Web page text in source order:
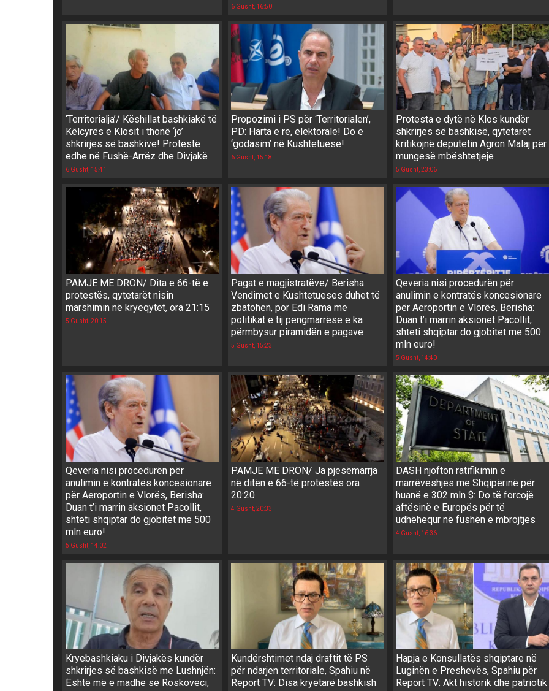
6 Gusht, 16:50
‘Territorialja’/ Këshillat bashkiakë të
Këlcyrës e Klosit i thonë ‘jo’
shkrirjes së bashkive! Protestë
edhe në Fushë-Arrëz dhe Divjakë
6 Gusht, 15:41
Propozimi i PS për ‘Territorialen’,
PD: Harta e re, elektorale! Do e
‘godasim’ në Kushtetuese!
6 Gusht, 15:18
Protesta e dytë në Klos kundër
shkrirjes së bashkisë, qytetarët
kritikojnë deputetin Agron Malaj për
mungesë mbështetjeje
5 Gusht, 23:06
PAMJE ME DRON/ Dita e 66-të e
protestës, qytetarët nisin
marshimin në kryeqytet, ora 21:15
5 Gusht, 20:15
Pagat e magjistratëve/ Berisha:
Vendimet e Kushtetueses duhet të
zbatohen, por Edi Rama me
politikat e tij pengmarrëse e ka
përmbysur piramidën e pagave
5 Gusht, 15:23
Qeveria nisi procedurën për
anulimin e kontratës koncesionare
për Aeroportin e Vlorës, Berisha:
Duan t’i marrin aksionet Pacollit,
shteti shqiptar do gjobitet me 500
mln euro!
5 Gusht, 14:40
Qeveria nisi procedurën për
anulimin e kontratës koncesionare
për Aeroportin e Vlorës, Berisha:
Duan t’i marrin aksionet Pacollit,
shteti shqiptar do gjobitet me 500
mln euro!
5 Gusht, 14:02
PAMJE ME DRON/ Ja pjesëmarrja
në ditën e 66-të protestës ora
20:20
4 Gusht, 20:33
DASH njofton ratifikimin e
marrëveshjes me Shqipërinë për
huanë e 302 mln $: Do të forcojë
aftësinë e Europës për të
udhëhequr në fushën e mbrojtjes
4 Gusht, 16:36
Kryebashkiaku i Divjakës kundër
shkrirjes së bashkisë me Lushnjën:
Është më e madhe se Roskoveci,
Kundërshtimet ndaj draftit të PS
për ndarjen territoriale, Spahiu në
Report TV: Disa kryetarë bashkish
Hapja e Konsullatës shqiptare në
Luginën e Preshevës, Spahiu për
Report TV: Akt historik dhe patriotik